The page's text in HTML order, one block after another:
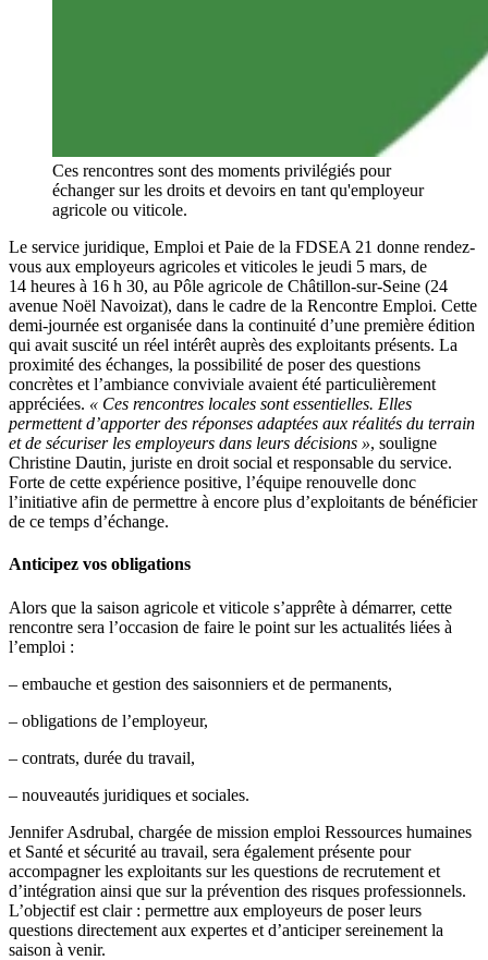
Ces rencontres sont des moments privilégiés pour
échanger sur les droits et devoirs en tant qu'employeur
agricole ou viticole.
Le service juridique, Emploi et Paie de la FDSEA 21 donne rendez-
vous aux employeurs agricoles et viticoles le jeudi 5 mars, de
14 heures à 16 h 30, au Pôle agricole de Châtillon-sur-Seine (24
avenue Noël Navoizat), dans le cadre de la Rencontre Emploi. Cette
demi-journée est organisée dans la continuité d’une première édition
qui avait suscité un réel intérêt auprès des exploitants présents. La
proximité des échanges, la possibilité de poser des questions
concrètes et l’ambiance conviviale avaient été particulièrement
appréciées. « Ces rencontres locales sont essentielles. Elles
permettent d’apporter des réponses adaptées aux réalités du terrain
et de sécuriser les employeurs dans leurs décisions », souligne
Christine Dautin, juriste en droit social et responsable du service.
Forte de cette expérience positive, l’équipe renouvelle donc
l’initiative afin de permettre à encore plus d’exploitants de bénéficier
de ce temps d’échange.
Anticipez vos obligations
Alors que la saison agricole et viticole s’apprête à démarrer, cette
rencontre sera l’occasion de faire le point sur les actualités liées à
l’emploi :
– embauche et gestion des saisonniers et de permanents,
– obligations de l’employeur,
– contrats, durée du travail,
– nouveautés juridiques et sociales.
Jennifer Asdrubal, chargée de mission emploi Ressources humaines
et Santé et sécurité au travail, sera également présente pour
accompagner les exploitants sur les questions de recrutement et
d’intégration ainsi que sur la prévention des risques professionnels.
L’objectif est clair : permettre aux employeurs de poser leurs
questions directement aux expertes et d’anticiper sereinement la
saison à venir.